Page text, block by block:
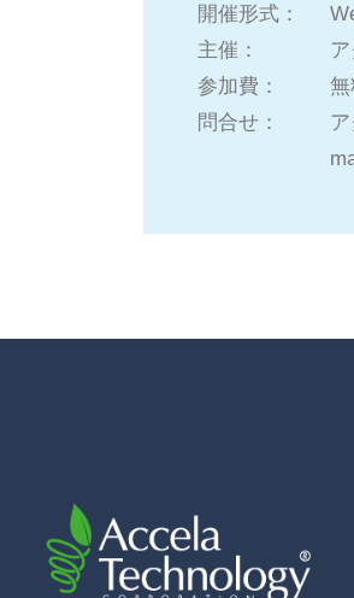
開催形式：
主催：
参加費：
問合せ：